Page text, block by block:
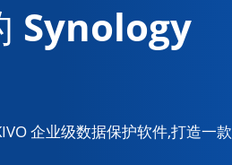
Synology
企业级数据保护软件,打造一款